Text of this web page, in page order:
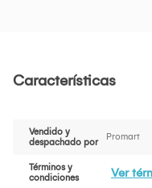
Características
Vendido y
despachado por
Promart
Términos y
condiciones
Ver